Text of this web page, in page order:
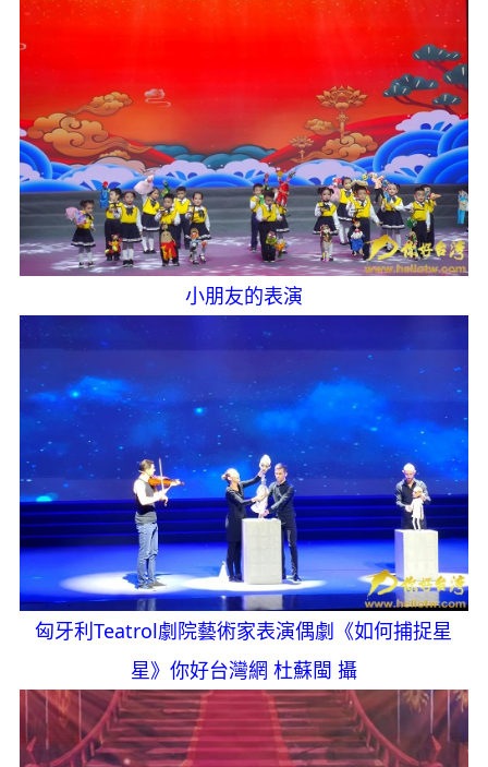
小朋友的表演
匈牙利Teatrol劇院藝術家表演偶劇《如何捕捉星
星》你好台灣網 杜蘇閩 攝